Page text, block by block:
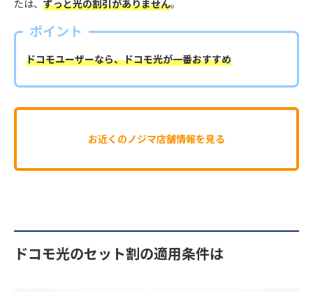
たは、 ずっと光の割引がありません。
ポイント
ドコモユーザーなら、ドコモ光が一番おすすめ
お近くのノジマ店舗情報を見る
ドコモ光のセット割の適用条件は